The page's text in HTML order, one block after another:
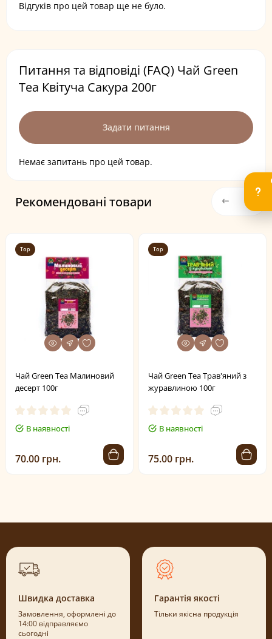
Відгуків про цей товар ще не було.
Питання та відповіді (FAQ) Чай Green
Tea Квітуча Сакура 200г
Задати питання
Немає запитань про цей товар.
Рекомендовані товари
Top
Чай Green Tea Малиновий
десерт 100г
В наявності
70.00 грн.
Top
Чай Green Tea Трав'яний з
журавлиною 100г
В наявності
75.00 грн.
Швидка доставка
Замовлення, оформлені до
14:00 відправляємо
сьогодні
Гарантія якості
Тільки якісна продукція